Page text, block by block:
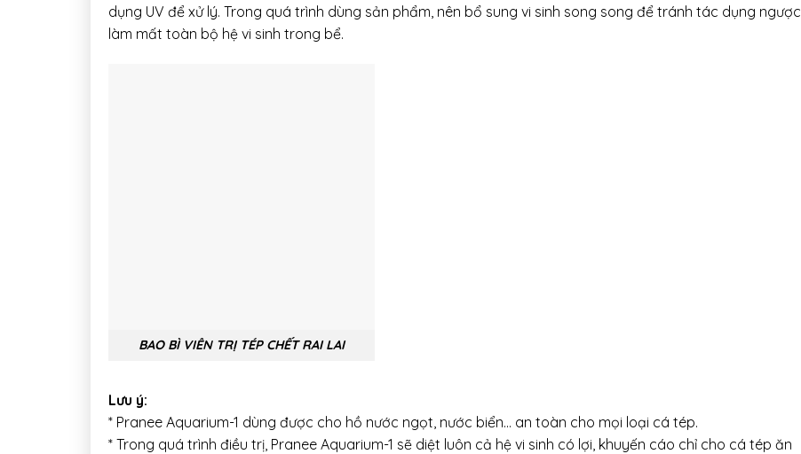
dụng UV để xử lý. Trong quá trình dùng sản phẩm, nên bổ sung vi sinh song song để tránh tác dụng ngược
làm mất toàn bộ hệ vi sinh trong bể.
BAO BÌ VIÊN TRỊ TÉP CHẾT RAI LAI
Lưu ý:
* Pranee Aquarium-1 dùng được cho hồ nước ngọt, nước biển… an toàn cho mọi loại cá tép.
* Trong quá trình điều trị, Pranee Aquarium-1 sẽ diệt luôn cả hệ vi sinh có lợi, khuyến cáo chỉ cho cá tép ăn